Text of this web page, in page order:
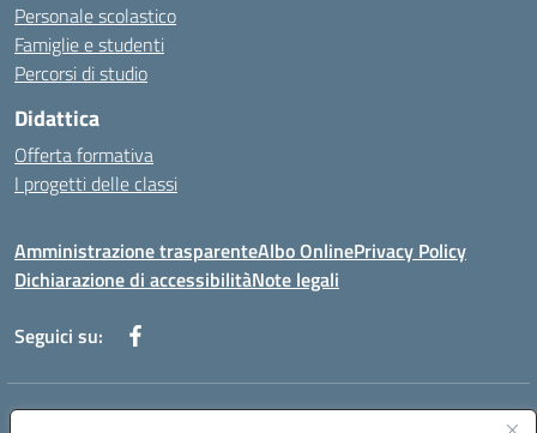
Personale scolastico
Famiglie e studenti
Percorsi di studio
Didattica
Offerta formativa
I progetti delle classi
Amministrazione trasparenteAlbo OnlinePrivacy Policy
Dichiarazione di accessibilitàNote legali
Seguici su:
Indirizzo: